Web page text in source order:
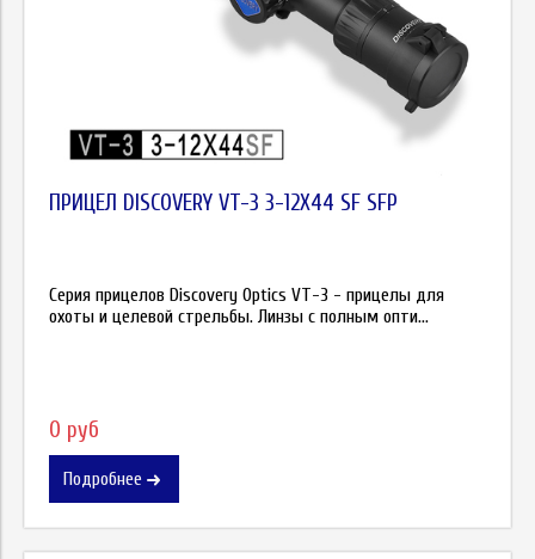
ПРИЦЕЛ DISCOVERY VT-3 3-12X44 SF SFP
Серия прицелов Discovery Optics VT-3 - прицелы для
охоты и целевой стрельбы. Линзы с полным опти...
0 руб
Подробнее